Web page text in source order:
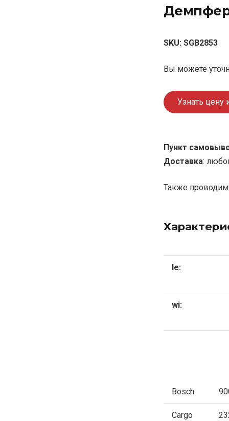
Демпфер
SKU: SGB2853
Вы можете
Узнать цену
Пункт
Доставка:
Также проводим
le:
wi:
Bosch
Cargo